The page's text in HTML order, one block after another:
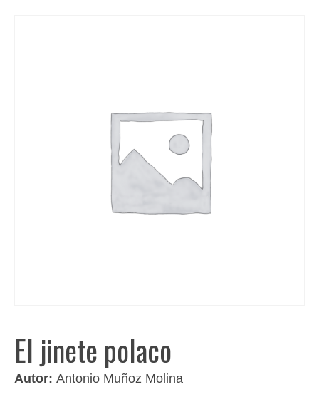
El jinete polaco
Autor: Antonio Muñoz Molina